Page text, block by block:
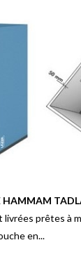
HAMMAM
livrées prêtes à
en...